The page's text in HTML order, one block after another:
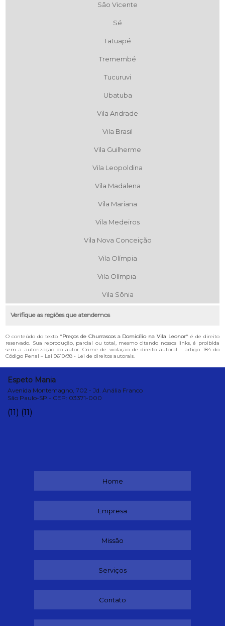
São Vicente
Sé
Tatuapé
Tremembé
Tucuruvi
Ubatuba
Vila Andrade
Vila Brasil
Vila Guilherme
Vila Leopoldina
Vila Madalena
Vila Mariana
Vila Medeiros
Vila Nova Conceição
Vila Olímpia
Vila Olímpia
Vila Sônia
Verifique as regiões que atendemos
O conteúdo do texto "Preços de Churrascos a Domicílio na Vila Leonor" é de direito
reservado. Sua reprodução, parcial ou total, mesmo citando nossos links, é proibida
sem a autorização do autor. Crime de violação de direito autoral – artigo 184 do
Código Penal – Lei 9610/98 - Lei de direitos autorais.
Espeto Mania
Avenida Montemagno, 702 - Jd. Anália Franco
São Paulo-SP - CEP: 03371-000
(11) (11)
Home
Empresa
Missão
Serviços
Contato